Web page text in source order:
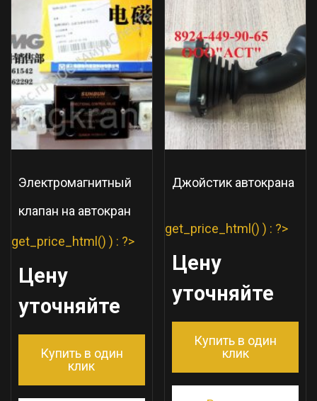
Электромагнитный
клапан на автокран
get_price_html() ) : ?>
Цену
уточняйте
Купить в один
клик
Джойстик автокрана
get_price_html() ) : ?>
Цену
уточняйте
Купить в один
клик